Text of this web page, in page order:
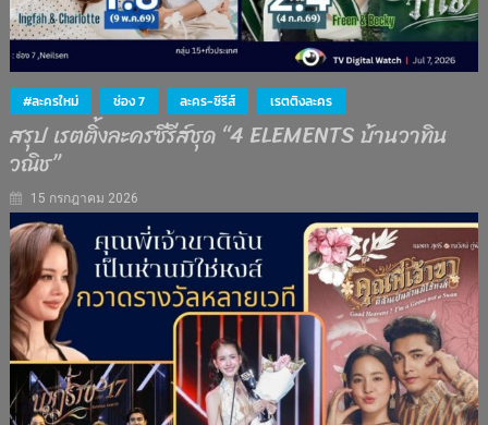
#ละครใหม่ ช่อง 7 ละคร-ซีรีส์ เรตติงละคร
สรุป เรตติ้งละครซีรีส์ชุด “4 ELEMENTS บ้านวาทิน
วณิช”
15 กรกฎาคม 2026